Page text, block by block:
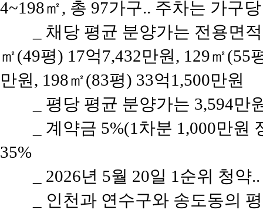
4~198㎡, 총 97가구.. 주차는 가구
_ 채당 평균 분양가는 전용면
㎡(49평) 17억7,432만원, 129㎡(55
만원, 198㎡(83평) 33억1,500만원
_ 평당 평균 분양가는 3,594
_ 계약금 5%(1차분 1,000만
35%
_ 2026년 5월 20일 1순위 청
_ 인천과 연수구와 송도동의